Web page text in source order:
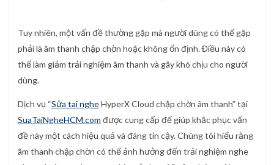
Tuy nhiên, một vấn đề thường gặp mà người dùng có thể gặp
phải là âm thanh chập chờn hoặc không ổn định. Điều này có
thể làm giảm trải nghiệm âm thanh và gây khó chịu cho người
dùng.
Dịch vụ “Sửa tai ngheHyperX Cloud chập chờn âm thanh” tại
SuaTaiNgheHCM.com được cung cấp để giúp khắc phục vấn
đề này một cách hiệu quả và đáng tin cậy. Chúng tôi hiểu rằng
âm thanh chập chờn có thể ảnh hưởng đến trải nghiệm nghe